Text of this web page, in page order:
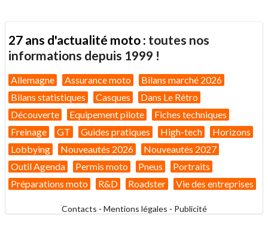
27 ans d'actualité moto : toutes nos
informations depuis 1999 !
Allemagne Assurance moto
Bilans marché 2026
Bilans statistiques
Casques
Dans Le Rétro
Découverte
Equipement pilote
Fiches techniques
Freinage
GT Guides pratiques High-tech
Horizons
Lobbying
Nouveautés 2026
Nouveautés 2027
Outil Agenda
Permis moto Pneus
Portraits
Préparations moto
R&D Roadster Vie des entreprises
Contacts - Mentions légales - Publicité